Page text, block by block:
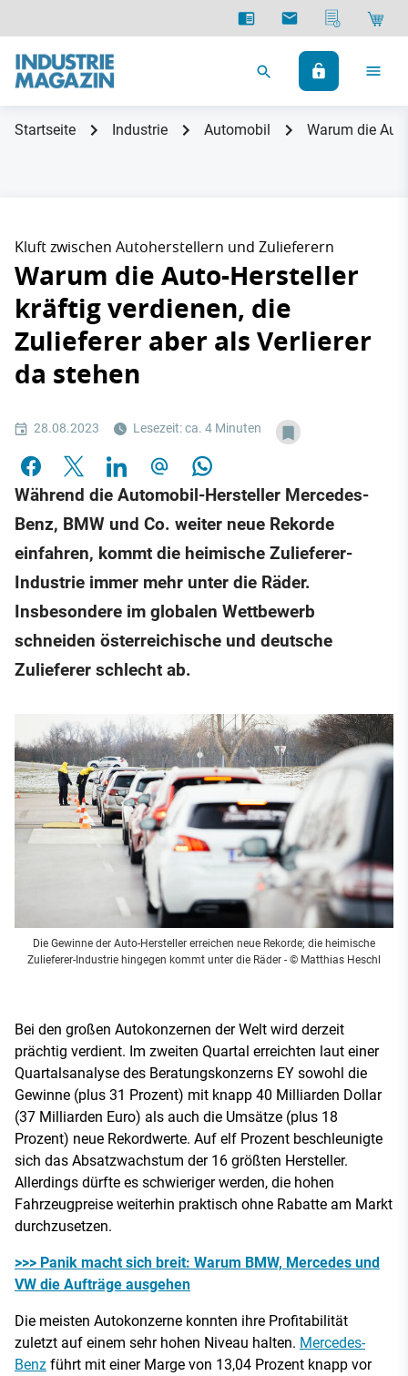
Startseite Industrie Automobil Warum die
Kluft zwischen Autoherstellern und Zulieferern
Warum die Auto-Hersteller
kräftig verdienen, die
Zulieferer aber als Verlierer
da stehen
28.08.2023 Lesezeit: ca. 4 Minuten
Während die Automobil-Hersteller Mercedes-
Benz, BMW und Co. weiter neue Rekorde
einfahren, kommt die heimische Zulieferer-
Industrie immer mehr unter die Räder.
Insbesondere im globalen Wettbewerb
schneiden österreichische und deutsche
Zulieferer schlecht ab.
Die Gewinne der Auto-Hersteller erreichen neue Rekorde; die heimische
Zulieferer-Industrie hingegen kommt unter die Räder - © Matthias Heschl
Bei den großen Autokonzernen der Welt wird derzeit
prächtig verdient. Im zweiten Quartal erreichten laut einer
Quartalsanalyse des Beratungskonzerns EY sowohl die
Gewinne (plus 31 Prozent) mit knapp 40 Milliarden Dollar
(37 Milliarden Euro) als auch die Umsätze (plus 18
Prozent) neue Rekordwerte. Auf elf Prozent beschleunigte
sich das Absatzwachstum der 16 größten Hersteller.
Allerdings dürfte es schwieriger werden, die hohen
Fahrzeugpreise weiterhin praktisch ohne Rabatte am Markt
durchzusetzen.
>>> Panik macht sich breit: Warum BMW, Mercedes und
VW die Aufträge ausgehen
Die meisten Autokonzerne konnten ihre Profitabilität
zuletzt auf einem sehr hohen Niveau halten. Mercedes-
Benz führt mit einer Marge von 13,04 Prozent knapp vor